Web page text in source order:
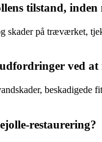
tilstand, inden
skader på træværket,
ved at
restaurering?